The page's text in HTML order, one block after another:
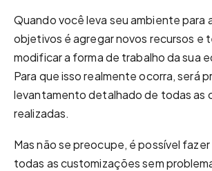
Quando você leva seu ambiente para
objetivos é agregar novos recursos e
modificar a forma de trabalho da sua
Para que isso realmente ocorra, será
levantamento detalhado de todas as
realizadas.
Mas não se preocupe, é possível
todas as customizações sem